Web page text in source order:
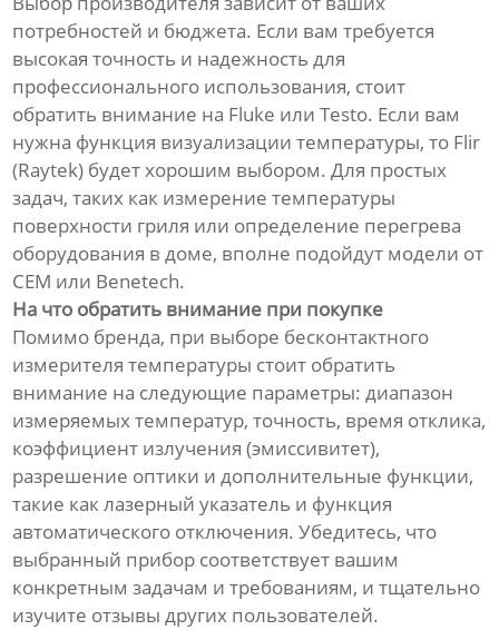
потребностей и бюджета. Если вам требуется
высокая точность и надежность для
профессионального использования, стоит
обратить внимание на Fluke или Testo. Если вам
нужна функция визуализации температуры, то Flir
(Raytek) будет хорошим выбором. Для простых
задач, таких как измерение температуры
поверхности гриля или определение перегрева
оборудования в доме, вполне подойдут модели от
CEM или Benetech.
На что обратить внимание при покупке
Помимо бренда, при выборе бесконтактного
измерителя температуры стоит обратить
внимание на следующие параметры: диапазон
измеряемых температур, точность, время отклика,
коэффициент излучения (эмиссивитет),
разрешение оптики и дополнительные функции,
такие как лазерный указатель и функция
автоматического отключения. Убедитесь, что
выбранный прибор соответствует вашим
конкретным задачам и требованиям, и тщательно
изучите отзывы других пользователей.